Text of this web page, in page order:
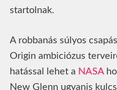
startolnak.
A robbanás súlyos
Origin ambiciózus
hatással lehet a NASA
New Glenn ugyanis